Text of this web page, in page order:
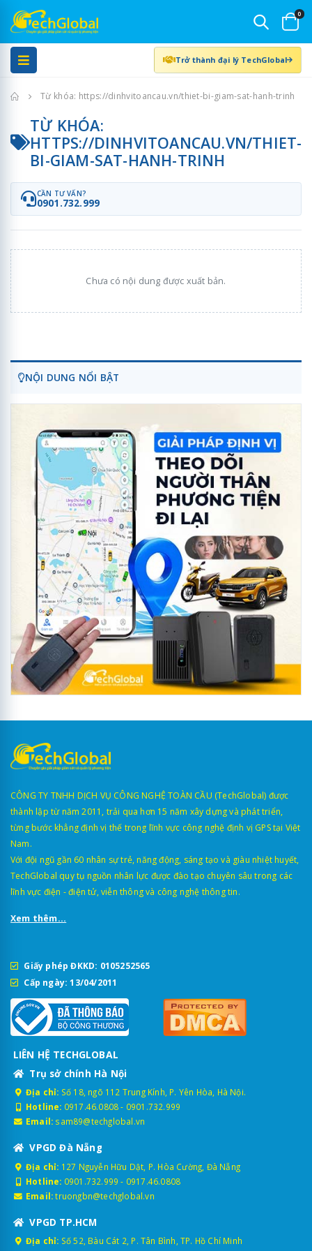
0
Trở thành đại lý TechGlobal
Trang chủTừ khóa: https://dinhvitoancau.vn/thiet-bi-giam-sat-hanh-trinh
TỪ KHÓA:
HTTPS://DINHVITOANCAU.VN/THIET-
BI-GIAM-SAT-HANH-TRINH
CẦN TƯ VẤN?
0901.732.999
Chưa có nội dung được xuất bản.
NỘI DUNG NỔI BẬT
CÔNG TY TNHH DỊCH VỤ CÔNG NGHỆ TOÀN CẦU (TechGlobal) được
thành lập từ năm 2011, trải qua hơn 15 năm xây dựng và phát triển,
từng bước khẳng định vị thế trong lĩnh vực công nghệ định vị GPS tại Việt
Nam.
Với đội ngũ gần 60 nhân sự trẻ, năng động, sáng tạo và giàu nhiệt huyết,
TechGlobal quy tụ nguồn nhân lực được đào tạo chuyên sâu trong các
lĩnh vực điện - điện tử, viễn thông và công nghệ thông tin.
Xem thêm...
Giấy phép ĐKKD: 0105252565
Cấp ngày: 13/04/2011
LIÊN HỆ TECHGLOBAL
Trụ sở chính Hà Nội
Địa chỉ: Số 18, ngõ 112 Trung Kính, P. Yên Hòa, Hà Nội.
Hotline: 0917.46.0808- 0901.732.999
Email: sam89@techglobal.vn
VPGD Đà Nẵng
Địa chỉ: 127 Nguyễn Hữu Dật, P. Hòa Cường, Đà Nẵng
Hotline: 0901.732.999 - 0917.46.0808
Email: truongbn@techglobal.vn
VPGD TP.HCM
Địa chỉ: Số 52, Bàu Cát 2, P. Tân Bình, TP. Hồ Chí Minh